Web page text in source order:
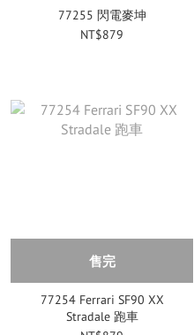
77255 閃電麥坤
NT$879
售完
77254 Ferrari SF90 XX
Stradale 跑車